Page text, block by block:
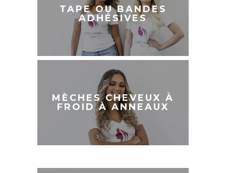
TAPE OU BANDES
ADHÉSIVES
BANDES
ADHÉSIVES
MÈCHES CHEVEUX À
FROID À ANNEAUX
MÈCHES CHEVEUX À
FROID À ANNEAUX